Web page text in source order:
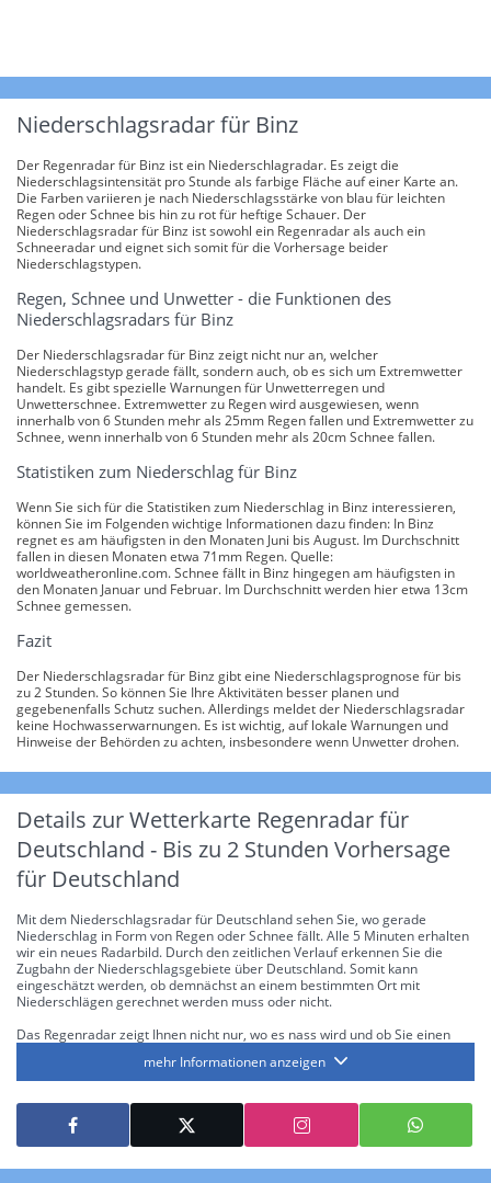
Niederschlagsradar für Binz
Der Regenradar für Binz ist ein Niederschlagradar. Es zeigt die
Niederschlagsintensität pro Stunde als farbige Fläche auf einer Karte an.
Die Farben variieren je nach Niederschlagsstärke von blau für leichten
Regen oder Schnee bis hin zu rot für heftige Schauer. Der
Niederschlagsradar für Binz ist sowohl ein Regenradar als auch ein
Schneeradar und eignet sich somit für die Vorhersage beider
Niederschlagstypen.
Regen, Schnee und Unwetter - die Funktionen des
Niederschlagsradars für Binz
Der Niederschlagsradar für Binz zeigt nicht nur an, welcher
Niederschlagstyp gerade fällt, sondern auch, ob es sich um Extremwetter
handelt. Es gibt spezielle Warnungen für Unwetterregen und
Unwetterschnee. Extremwetter zu Regen wird ausgewiesen, wenn
innerhalb von 6 Stunden mehr als 25mm Regen fallen und Extremwetter zu
Schnee, wenn innerhalb von 6 Stunden mehr als 20cm Schnee fallen.
Statistiken zum Niederschlag für Binz
Wenn Sie sich für die Statistiken zum Niederschlag in Binz interessieren,
können Sie im Folgenden wichtige Informationen dazu finden: In Binz
regnet es am häufigsten in den Monaten Juni bis August. Im Durchschnitt
fallen in diesen Monaten etwa 71mm Regen. Quelle:
worldweatheronline.com. Schnee fällt in Binz hingegen am häufigsten in
den Monaten Januar und Februar. Im Durchschnitt werden hier etwa 13cm
Schnee gemessen.
Fazit
Der Niederschlagsradar für Binz gibt eine Niederschlagsprognose für bis
zu 2 Stunden. So können Sie Ihre Aktivitäten besser planen und
gegebenenfalls Schutz suchen. Allerdings meldet der Niederschlagsradar
keine Hochwasserwarnungen. Es ist wichtig, auf lokale Warnungen und
Hinweise der Behörden zu achten, insbesondere wenn Unwetter drohen.
Details zur Wetterkarte Regenradar für
Deutschland - Bis zu 2 Stunden Vorhersage
für Deutschland
Mit dem Niederschlagsradar für Deutschland sehen Sie, wo gerade
Niederschlag in Form von Regen oder Schnee fällt. Alle 5 Minuten erhalten
wir ein neues Radarbild. Durch den zeitlichen Verlauf erkennen Sie die
Zugbahn der Niederschlagsgebiete über Deutschland. Somit kann
eingeschätzt werden, ob demnächst an einem bestimmten Ort mit
Niederschlägen gerechnet werden muss oder nicht.
Das Regenradar zeigt Ihnen nicht nur, wo es nass wird und ob Sie einen
die Niederschlagsintensität. Diese bezieht sich laut offiziellen Richtlinien
jeweils auf die Niederschlagsmenge in l/m² pro Stunde Regen- bzw.
Schneefall. Die 6 Stufen sind wie folgt gegliedert: Die hellen Blautöne
symbolisieren leichte bis mäßige Regen- bzw. Schneefälle mit einer
Intensität bis 8.1 l/m² pro Stunde. Dunkelblau repräsentiert mäßige bis
starke Niederschläge bis 35 l/m² pro Stunde. Hier können bereits Gewitter
auftreten. Extreme bzw. unwetterartige Niederschlagsereignisse mit
mehr Informationen anzeigen